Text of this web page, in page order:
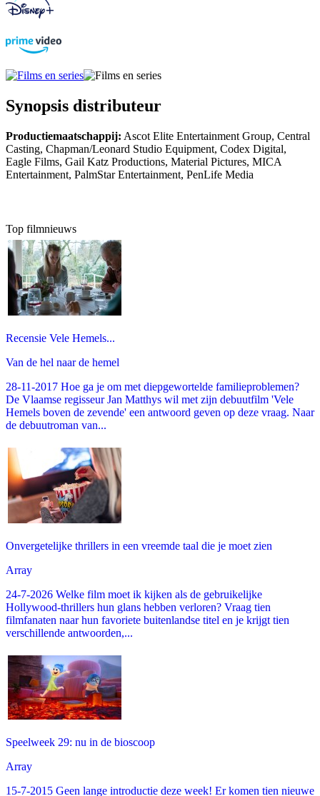
Synopsis distributeur
Productiemaatschappij: Ascot Elite Entertainment Group, Central
Casting, Chapman/Leonard Studio Equipment, Codex Digital,
Eagle Films, Gail Katz Productions, Material Pictures, MICA
Entertainment, PalmStar Entertainment, PenLife Media
Top filmnieuws
Recensie Vele Hemels...
Van de hel naar de hemel
28-11-2017 Hoe ga je om met diepgewortelde familieproblemen?
De Vlaamse regisseur Jan Matthys wil met zijn debuutfilm 'Vele
Hemels boven de zevende' een antwoord geven op deze vraag. Naar
de debuutroman van...
Onvergetelijke thrillers in een vreemde taal die je moet zien
Array
24-7-2026 Welke film moet ik kijken als de gebruikelijke
Hollywood-thrillers hun glans hebben verloren? Vraag tien
filmfanaten naar hun favoriete buitenlandse titel en je krijgt tien
verschillende antwoorden,...
Speelweek 29: nu in de bioscoop
Array
15-7-2015 Geen lange introductie deze week! Er komen tien nieuwe